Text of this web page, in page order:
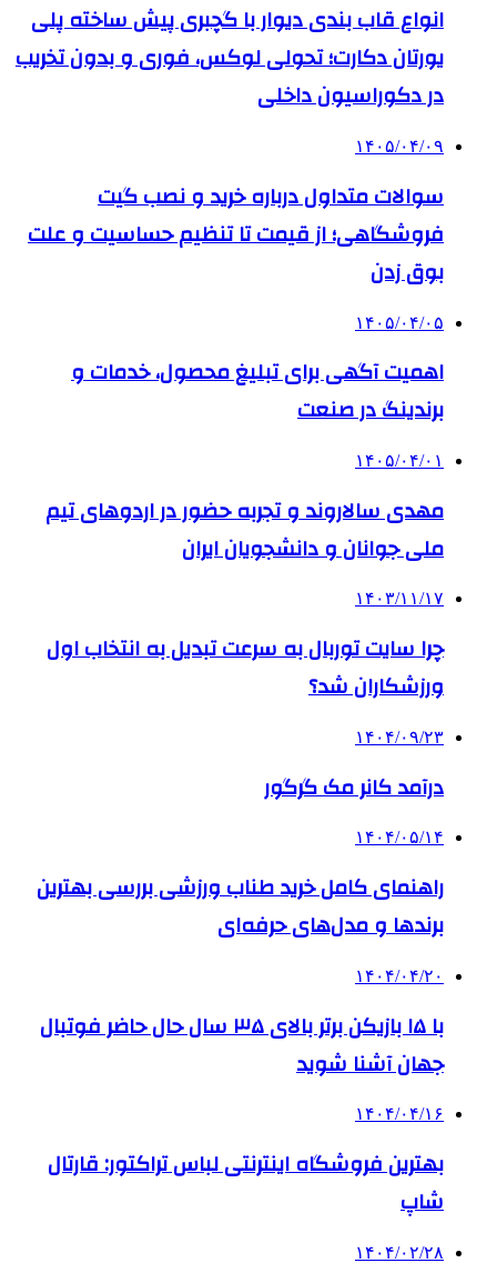
انواع قاب بندی دیوار با گچبری پیش ساخته پلی
یورتان دکارت؛ تحولی لوکس، فوری و بدون تخریب
در دکوراسیون داخلی
۱۴۰۵/۰۴/۰۹
سوالات متداول درباره خرید و نصب گیت
فروشگاهی؛ از قیمت تا تنظیم حساسیت و علت
بوق زدن
۱۴۰۵/۰۴/۰۵
اهمیت آگهی برای تبلیغ محصول، خدمات و
برندینگ در صنعت
۱۴۰۵/۰۴/۰۱
مهدی سالاروند و تجربه حضور در اردوهای تیم
ملی جوانان و دانشجویان ایران
۱۴۰۳/۱۱/۱۷
چرا سایت توربال به ‌سرعت تبدیل به انتخاب اول
ورزشکاران شد؟
۱۴۰۴/۰۹/۲۳
درآمد کانر مک گرگور
۱۴۰۴/۰۵/۱۴
راهنمای کامل خرید طناب ورزشی بررسی بهترین
برندها و مدل‌های حرفه‌ای
۱۴۰۴/۰۴/۲۰
با ۱۵ بازیکن برتر بالای ۳۵ سال حال حاضر فوتبال
جهان آشنا شوید
۱۴۰۴/۰۴/۱۶
بهترین فروشگاه اینترنتی لباس تراکتور: قارتال
شاپ
۱۴۰۴/۰۲/۲۸